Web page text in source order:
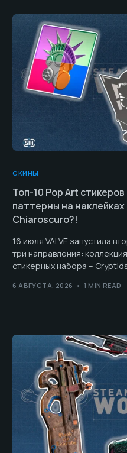
СКИНЫ
Топ-10 Pop Art
паттерны на
Chiaroscuro?!
16 июля VALVE запустила
три направления:
стикерных набора –
6 АВГУСТА, 2026 1 MIN READ